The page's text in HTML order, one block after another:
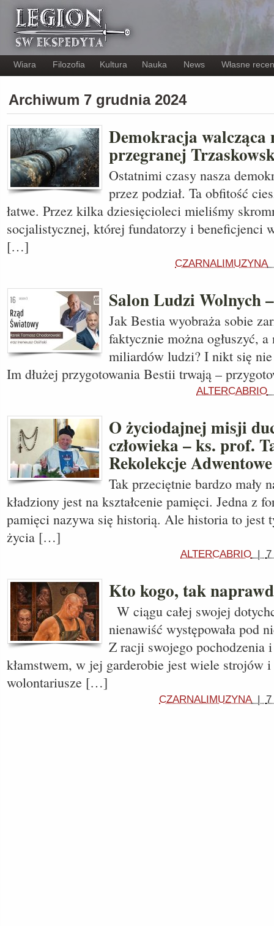
Wiara Filozofia Kultura Nauka News Własne
Archiwum 7 grudnia 2024
Demokracja walcząca
przegranej
Ostatnimi czasy nasza
przez podział. Ta obfitość
łatwe. Przez kilka dziesięcioleci mieliśmy
socjalistycznej, której fundatorzy i beneficjenci
[…]
CZARNALIMUZYNA
Salon Ludzi Wolnych
Jak Bestia wyobraża sobie
faktycznie można ogłuszyć,
miliardów ludzi? I nikt się
Im dłużej przygotowania Bestii trwają –
ALTERCABRIO
O życiodajnej misji
człowieka – ks. prof.
Rekolekcje
Tak przeciętnie bardzo mały
kładziony jest na kształcenie pamięci. Jedna z
pamięci nazywa się historią. Ale historia to jest
życia […]
ALTERCABRIO | 7
Kto kogo, tak
W ciągu całej swojej
nienawiść występowała pod
Z racji swojego pochodzenia
kłamstwem, w jej garderobie jest wiele strojów
wolontariusze […]
CZARNALIMUZYNA| 7